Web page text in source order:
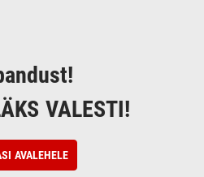
VALESTI!
AVALEHELE